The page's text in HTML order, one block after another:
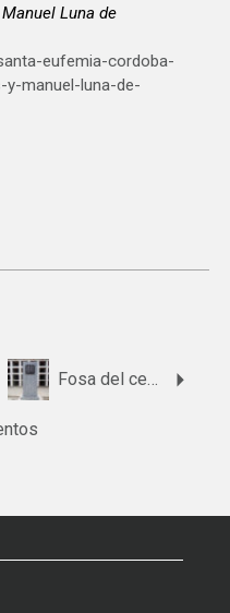
Luna de
eufemia-cordoba-
manuel-luna-de-
Fosa del cementerio de La Guijarrosa